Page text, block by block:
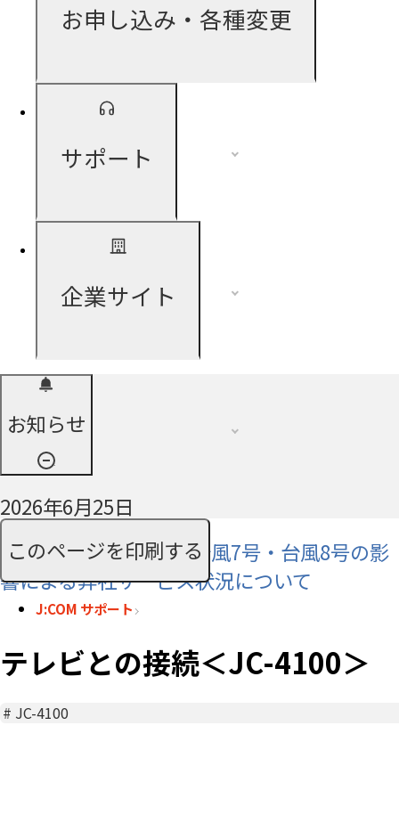
お申し込み・各種変更
サポート
企業サイト
お知らせ
2026年6月25日
【お知らせ】令和8年 台風7号・台風8号の影
響による弊社サービス状況について
このページを印刷する
J:COM サポート
テレビとの接続＜JC-4100＞
# JC-4100